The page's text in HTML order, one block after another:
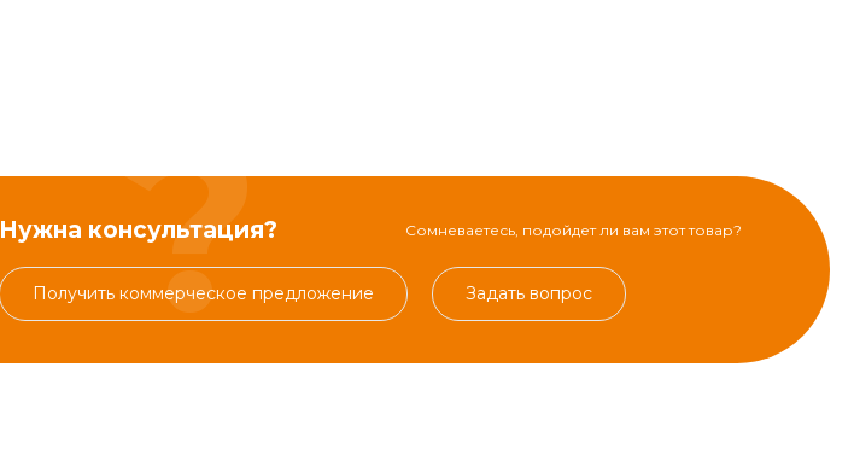
Нужна консультация? Сомневаетесь, подойдет ли вам этот товар?
Получить коммерческое предложение Задать вопрос